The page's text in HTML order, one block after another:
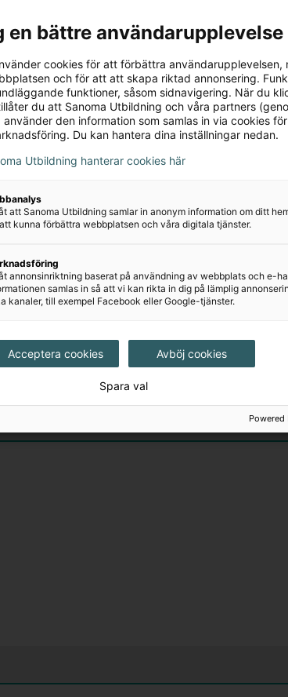
en bättre användarupplevelse
cookies för att förbättra användarupplevelsen,
och för att att skapa riktad annonsering.
funktioner, såsom sidnavigering. När du
du att Sanoma Utbildning och våra partners
den information som samlas in via cookies för
Du kan hantera dina inställningar nedan.
Utbildning hanterar cookies här
att Sanoma Utbildning samlar in anonym information om ditt
kunna förbättra webbplatsen och våra digitala tjänster.
annonsinriktning baserat på användning av webbplats och e-
samlas in så att vi kan rikta in dig på lämplig
kanaler, till exempel Facebook eller Google-tjänster.
Acceptera cookies Avböj cookies
Spara val
Powered